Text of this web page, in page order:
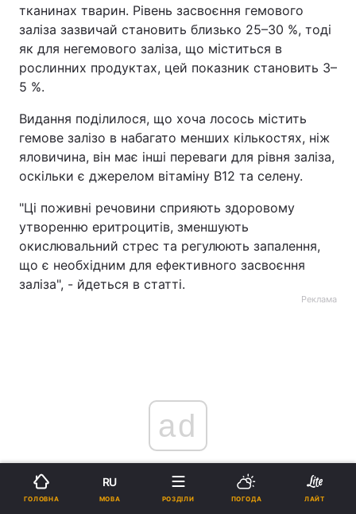
тканинах тварин. Рівень засвоєння гемового
заліза зазвичай становить близько 25–30 %, тоді
як для негемового заліза, що міститься в
рослинних продуктах, цей показник становить 3–
5 %.
Видання поділилося, що хоча лосось містить
гемове залізо в набагато менших кількостях, ніж
яловичина, він має інші переваги для рівня заліза,
оскільки є джерелом вітаміну B12 та селену.
"Ці поживні речовини сприяють здоровому
утворенню еритроцитів, зменшують
окислювальний стрес та регулюють запалення,
що є необхідним для ефективного засвоєння
заліза", - йдеться в статті.
Реклама
ad
ГОЛОВНА
RU
МОВА РОЗДІЛИ ПОГОДА ЛАЙТ